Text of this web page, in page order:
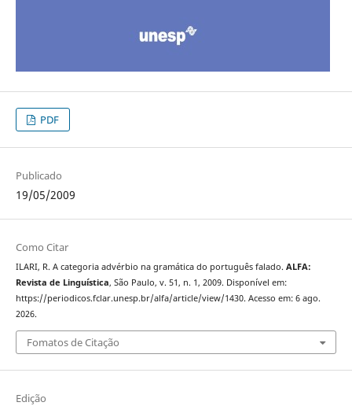
PDF
Publicado
19/05/2009
Como Citar
ILARI, R. A categoria advérbio na gramática do português falado. ALFA:
Revista de Linguística, São Paulo, v. 51, n. 1, 2009. Disponível em:
https://periodicos.fclar.unesp.br/alfa/article/view/1430. Acesso em: 6 ago.
2026.
Fomatos de Citação
Edição